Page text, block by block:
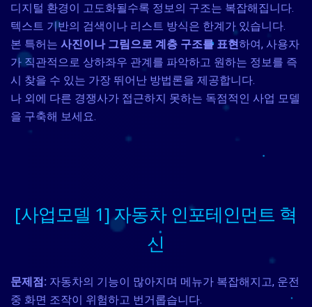
디지털 환경이 고도화될수록 정보의 구조는 복잡해집니다.
텍스트 기반의 검색이나 리스트 방식은 한계가 있습니다.
본 특허는 사진이나 그림으로 계층 구조를 표현하여, 사용자
가 직관적으로 상하좌우 관계를 파악하고 원하는 정보를 즉
시 찾을 수 있는 가장 뛰어난 방법론을 제공합니다.
나 외에 다른 경쟁사가 접근하지 못하는 독점적인 사업 모델
을 구축해 보세요.
[사업모델 1] 자동차 인포테인먼트 혁
신
문제점: 자동차의 기능이 많아지며 메뉴가 복잡해지고, 운전
중 화면 조작이 위험하고 번거롭습니다.